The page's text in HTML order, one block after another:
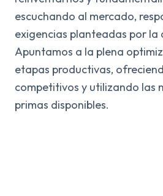
escuchando al mercado,
exigencias planteadas por la
Apuntamos a la plena
etapas productivas,
competitivos y utilizando las
primas disponibles.